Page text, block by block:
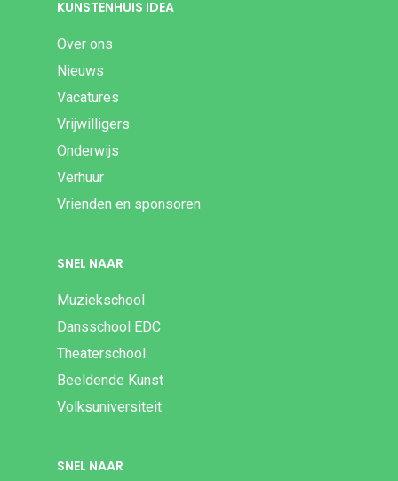
KUNSTENHUIS IDEA
Over ons
Nieuws
Vacatures
Vrijwilligers
Onderwijs
Verhuur
Vrienden en sponsoren
SNEL NAAR
Muziekschool
Dansschool EDC
Theaterschool
Beeldende Kunst
Volksuniversiteit
SNEL NAAR